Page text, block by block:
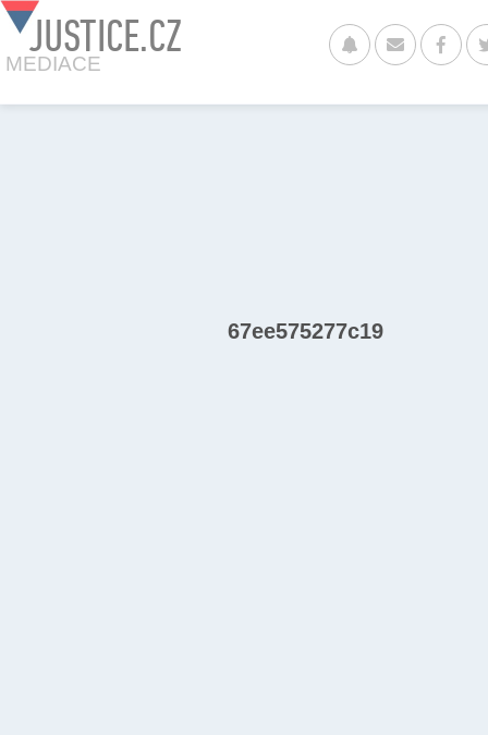
JUSTICE.CZ
MEDIACE
67ee575277c19